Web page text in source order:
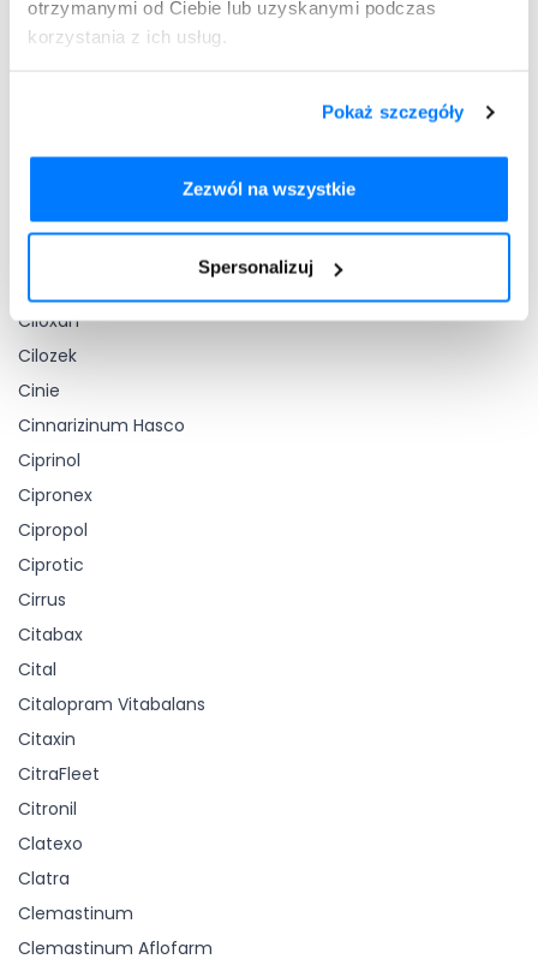
otrzymanymi od Ciebie lub uzyskanymi podczas
korzystania z ich usług.
Pokaż szczegóły
Zezwól na wszystkie
Spersonalizuj
Cetraxal
Cetraxal Plus
Chlorprothixen Zentiva
Cholestil
Ciloxan
Cilozek
Cinie
Cinnarizinum Hasco
Ciprinol
Cipronex
Cipropol
Ciprotic
Cirrus
Citabax
Cital
Citalopram Vitabalans
Citaxin
CitraFleet
Citronil
Clatexo
Clatra
Clemastinum
Clemastinum Aflofarm